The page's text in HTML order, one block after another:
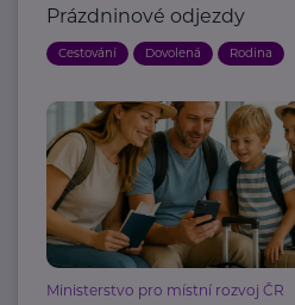
Prázdninové odjezdy
Cestování Dovolená Rodina
Ministerstvo pro místní rozvoj ČR